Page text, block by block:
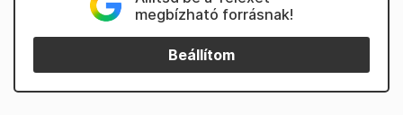
megbízható forrásnak!
Beállítom